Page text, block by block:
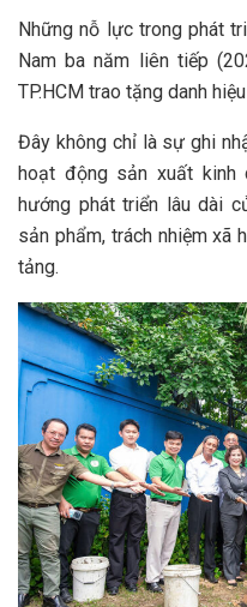
Những nỗ lực trong phát
Nam ba năm liên tiếp
TP.HCM trao tặng danh hiệu
Đây không chỉ là sự ghi
hoạt động sản xuất kinh
hướng phát triển lâu dài
sản phẩm, trách nhiệm xã
tảng.